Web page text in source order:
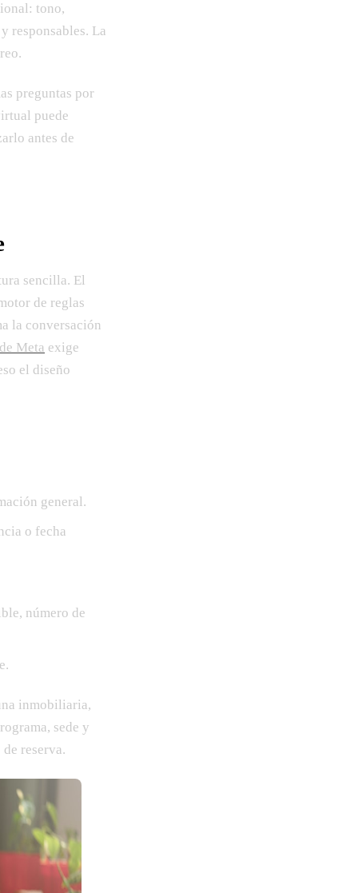
tono,
responsables. La
preguntas por
puede
antes de
sencilla. El
de reglas
la conversación
Meta exige
el diseño
general.
o fecha
número de
inmobiliaria,
sede y
reserva.